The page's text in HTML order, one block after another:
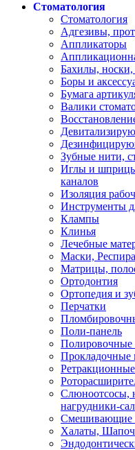
Стоматология
Стоматология
Адгезивы,
Аппликаторы
Бахилы, носки,
Боры и
Бумага
Валики
Зубные нити,
Иглы и
каналов
Изоляция
Инструменты
Клампы
Клинья
Лечебные
Маски,
Матрицы,
Ортодонтия
Ортопедия и
Перчатки
Поли-панель
Полировочные
Прокладочные
Слюноотсосы,
нагрудники-
Смешивающие
Халаты,